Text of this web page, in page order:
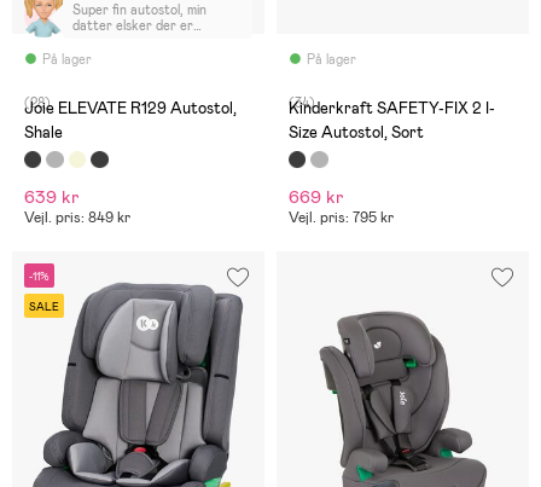
På lager
Super fin autostol, min
datter elsker der er
anbefaling herfra
(28)
Joie ELEVATE R129 Autostol,
Shale
639 kr
Vejl. pris: 849 kr
På lager
(34)
Kinderkraft SAFETY-FIX 2 I-
Size Autostol, Sort
669 kr
Vejl. pris: 795 kr
-11%
SALE